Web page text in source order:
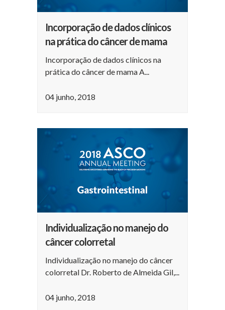
Incorporação de dados clínicos
na prática do câncer de mama
Incorporação de dados clínicos na
prática do câncer de mama A...
04 junho, 2018
Individualização no manejo do
câncer colorretal
Individualização no manejo do câncer
colorretal Dr. Roberto de Almeida Gil,...
04 junho, 2018